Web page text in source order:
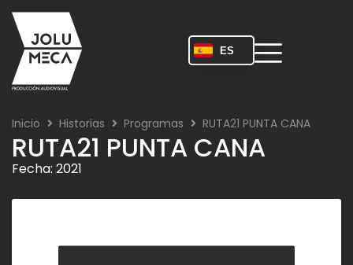
contenido
ES
RUTA21 PUNTA CANA
Inicio Historias Programas RUTA21 PUNTA CANA
Fecha: 2021